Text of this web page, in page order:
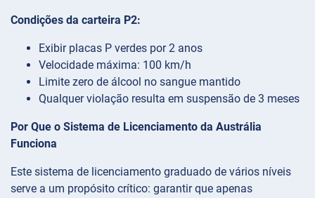
Condições da carteira P2:
Exibir placas P verdes por 2 anos
Velocidade máxima: 100 km/h
Limite zero de álcool no sangue mantido
Qualquer violação resulta em suspensão de 3 meses
Por Que o Sistema de Licenciamento da Austrália
Funciona
Este sistema de licenciamento graduado de vários níveis
serve a um propósito crítico: garantir que apenas